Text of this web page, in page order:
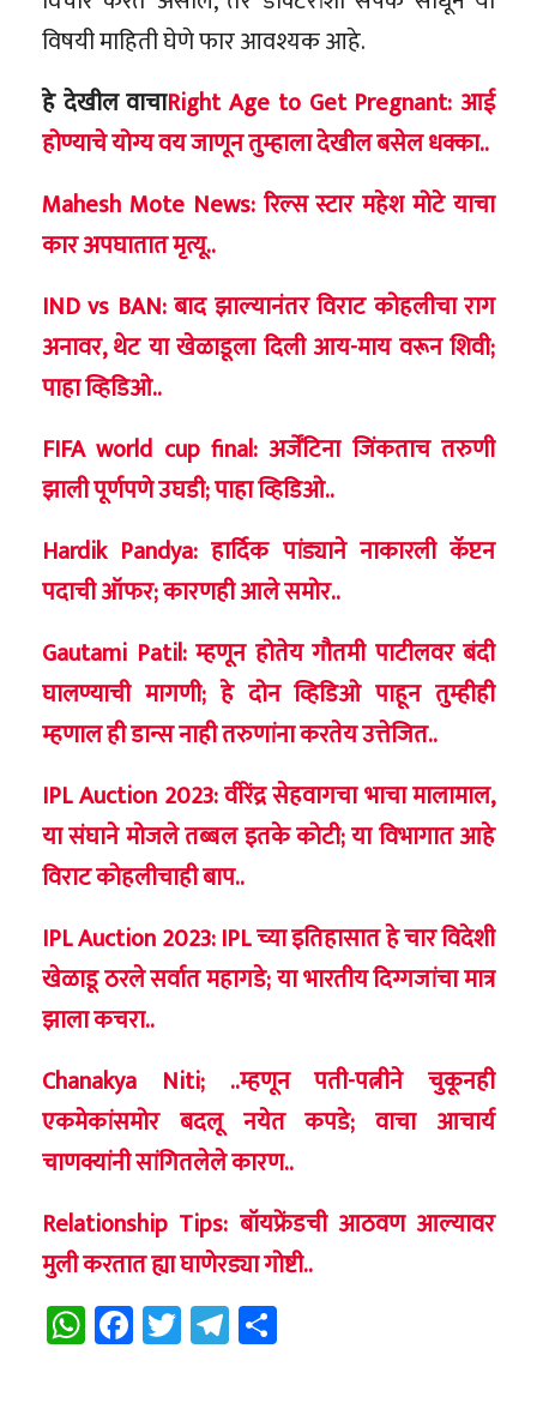
विषयी माहिती घेणे फार आवश्यक आहे.
हे देखील वाचाRight Age to Get Pregnant: आई
होण्याचे योग्य वय जाणून तुम्हाला देखील बसेल धक्का..
Mahesh Mote News: रिल्स स्टार महेश मोटे याचा
कार अपघातात मृत्यू..
IND vs BAN: बाद झाल्यानंतर विराट कोहलीचा राग
अनावर, थेट या खेळाडूला दिली आय-माय वरून शिवी;
पाहा व्हिडिओ..
FIFA world cup final: अर्जेंटिना जिंकताच तरुणी
झाली पूर्णपणे उघडी; पाहा व्हिडिओ..
Hardik Pandya: हार्दिक पांड्याने नाकारली कॅप्टन
पदाची ऑफर; कारणही आले समोर..
Gautami Patil: म्हणून होतेय गौतमी पाटीलवर बंदी
घालण्याची मागणी; हे दोन व्हिडिओ पाहून तुम्हीही
म्हणाल ही डान्स नाही तरुणांना करतेय उत्तेजित..
IPL Auction 2023: वीरेंद्र सेहवागचा भाचा मालामाल,
या संघाने मोजले तब्बल इतके कोटी; या विभागात आहे
विराट कोहलीचाही बाप..
IPL Auction 2023: IPL च्या इतिहासात हे चार विदेशी
खेळाडू ठरले सर्वात महागडे; या भारतीय दिग्गजांचा मात्र
झाला कचरा..
Chanakya Niti; ..म्हणून पती-पत्नीने चुकूनही
एकमेकांसमोर बदलू नयेत कपडे; वाचा आचार्य
चाणक्यांनी सांगितलेले कारण..
Relationship Tips: बॉयफ्रेंडची आठवण आल्यावर
मुली करतात ह्या घाणेरड्या गोष्टी..
WhatsApp
Facebook
TwitterTelegram